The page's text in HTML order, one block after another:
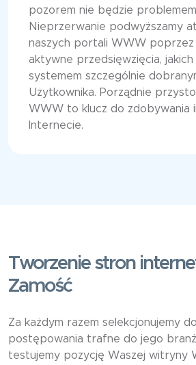
pozorem nie będzie
Nieprzerwanie podwyższamy
naszych portali WWW poprzez
aktywne przedsięwzięcia, jakich
systemem szczególnie
Użytkownika. Porządnie
WWW to klucz do zdobywania
Internecie.
Tworzenie stron
Zamość
Za każdym razem selekcjonujemy
postępowania trafne do jego
testujemy pozycję Waszej witryny